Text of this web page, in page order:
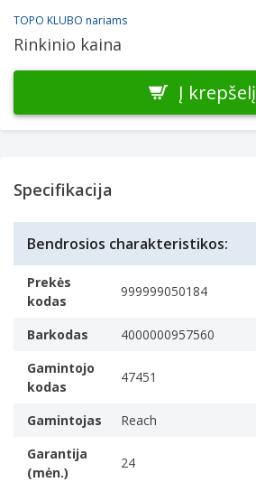
TOPO KLUBO nariams
Rinkinio kaina
Į krepšelį
Specifikacija
Bendrosios charakteristikos:
Prekės
kodas
999999050184
Barkodas
4000000957560
Gamintojo
kodas
47451
Gamintojas
Reach
Garantija
(mėn.)
24